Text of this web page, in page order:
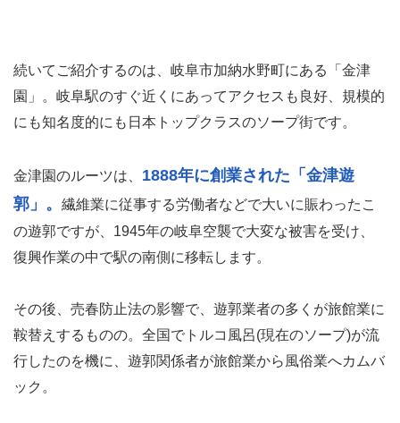
続いてご紹介するのは、岐阜市加納水野町にある「金津
園」。岐阜駅のすぐ近くにあってアクセスも良好、規模的
にも知名度的にも日本トップクラスのソープ街です。
金津園のルーツは、 1888年に創業された「金津遊
郭」。 繊維業に従事する労働者などで大いに賑わったこ
の遊郭ですが、1945年の岐阜空襲で大変な被害を受け、
復興作業の中で駅の南側に移転します。
その後、売春防止法の影響で、遊郭業者の多くが旅館業に
鞍替えするものの。全国でトルコ風呂(現在のソープ)が流
行したのを機に、遊郭関係者が旅館業から風俗業へカムバ
ック。